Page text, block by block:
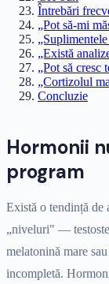
Întrebări
„Pot să-mi
„Există
„Pot să cresc
„Cortizolul
Concluzie
Hormonii
program
Există o tendință de
„niveluri" —
melatonină mare
incompletă.